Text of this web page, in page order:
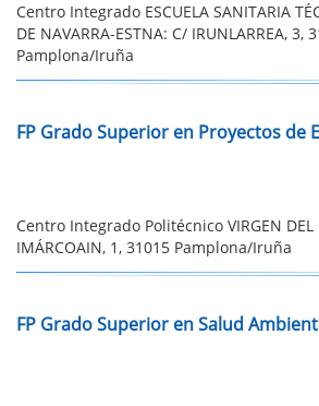
Centro Integrado ESCUELA SANITARIA
DE NAVARRA-ESTNA: C/ IRUNLARREA, 3,
Pamplona/Iruña
FP Grado Superior en Proyectos de
Centro Integrado Politécnico VIRGEN DEL
IMÁRCOAIN, 1, 31015 Pamplona/Iruña
FP Grado Superior en Salud